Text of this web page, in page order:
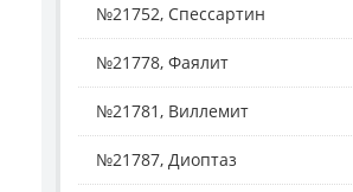
№21752, Спессартин
№21778, Фаялит
№21781, Виллемит
№21787, Диоптаз